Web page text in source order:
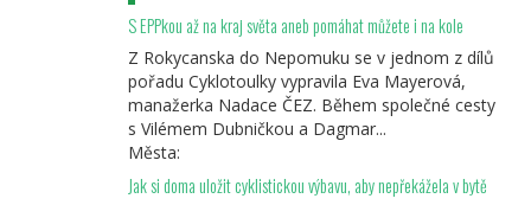
S EPPkou až na kraj světa aneb pomáhat můžete i na kole
Z Rokycanska do Nepomuku se v jednom z dílů
pořadu Cyklotoulky vypravila Eva Mayerová,
manažerka Nadace ČEZ. Během společné cesty
s Vilémem Dubničkou a Dagmar...
Města:
Jak si doma uložit cyklistickou výbavu, aby nepřekážela v bytě